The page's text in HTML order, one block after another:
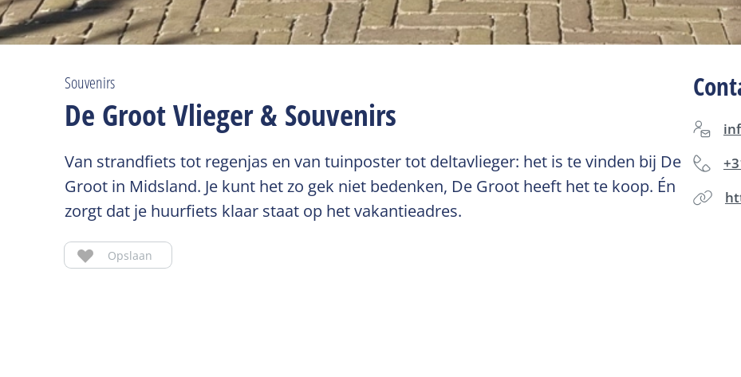
Souvenirs
De Groot Vlieger & Souvenirs
Van strandfiets tot regenjas en van tuinposter tot deltavlieger: het is te vinden bij De
Groot in Midsland. Je kunt het zo gek niet bedenken, De Groot heeft het te koop. Én
zorgt dat je huurfiets klaar staat op het vakantieadres.
Opslaan